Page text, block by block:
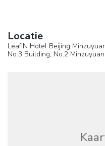
Locatie
LeafIN Hotel Beijing
No.3 Building, No.2